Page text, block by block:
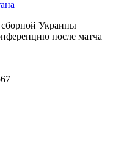
сборной Украины
после матча